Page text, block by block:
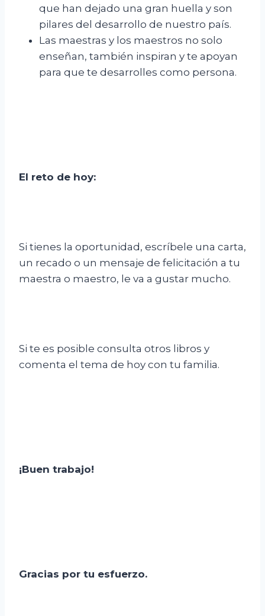
que han dejado una gran huella y son
pilares del desarrollo de nuestro país.
Las maestras y los maestros no solo
enseñan, también inspiran y te apoyan
para que te desarrolles como persona.
El reto de hoy:
Si tienes la oportunidad, escríbele una carta,
un recado o un mensaje de felicitación a tu
maestra o maestro, le va a gustar mucho.
Si te es posible consulta otros libros y
comenta el tema de hoy con tu familia.
¡Buen trabajo!
Gracias por tu esfuerzo.